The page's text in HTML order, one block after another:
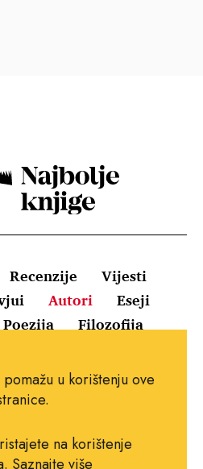
Recenzije
Vijesti
Autori
Eseji
Poezija Filozofija
Pravila o kolačićima
Impressum
u korištenju ove
na korištenje
Saznajte više